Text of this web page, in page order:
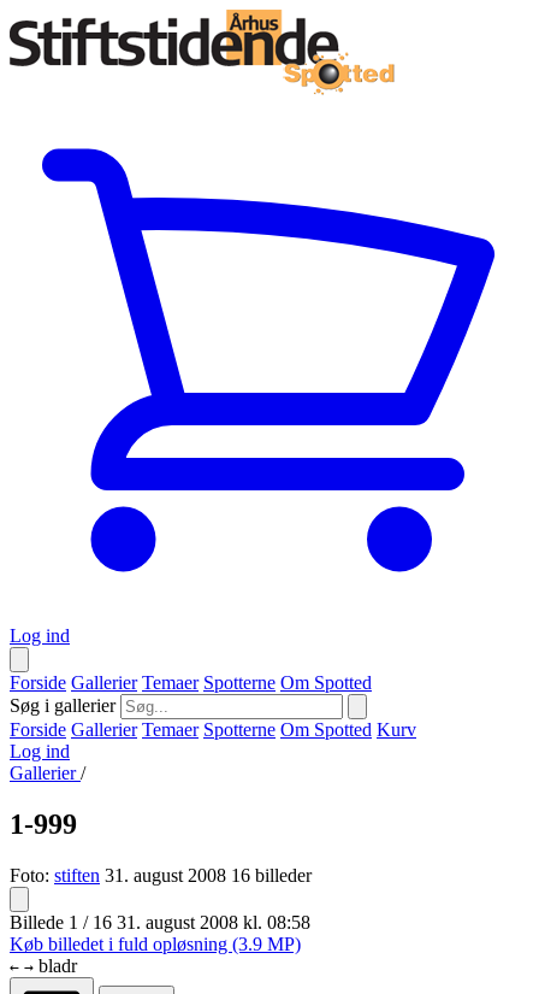
Log ind
Forside Gallerier Temaer Spotterne Om Spotted
Søg i gallerier
Forside Gallerier Temaer Spotterne Om Spotted Kurv
Log ind
Gallerier/
1-999
Foto: stiften 31. august 2008 16 billeder
Billede 1 / 16 31. august 2008 kl. 08:58
Køb billedet i fuld opløsning (3.9 MP)
← → bladr